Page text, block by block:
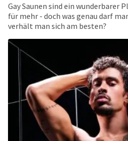
Gay Saunen sind ein wunderbarer
für mehr - doch was genau darf
verhält man sich am besten?